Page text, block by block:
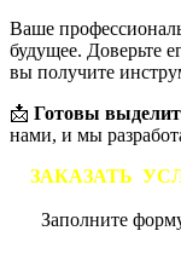
Ваше
будущее. Доверьте
вы получите
📩 Готовы
нами, и мы
ЗАКАЗАТЬ
Заполните